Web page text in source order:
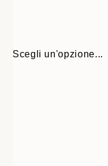
Scegli un'opzione...